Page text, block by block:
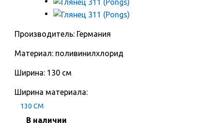
Производитель: Германия
Материал: поливинилхлорид
Ширина: 130 см
Ширина материала:
130 СМ
В наличии